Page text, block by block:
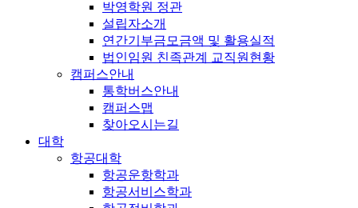
박영학원 정관
설립자소개
연간기부금모금액 및 활용실적
법인임원 친족관계 교직원현황
캠퍼스안내
통학버스안내
캠퍼스맵
찾아오시는길
대학
항공대학
항공운항학과
항공서비스학과